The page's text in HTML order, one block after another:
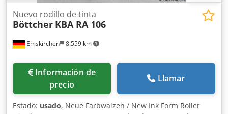
Emskirchen 8.559 km
Nuevo rodillo de tinta
Böttcher KBA RA 106
Información de
precio
Llamar
Estado: usado, Neue Farbwalzen / New Ink Form Roller